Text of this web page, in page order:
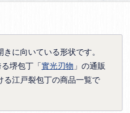
に向いている形状です。
堺包丁「實光刃物 」の通販
る江戸裂包丁の商品一覧で